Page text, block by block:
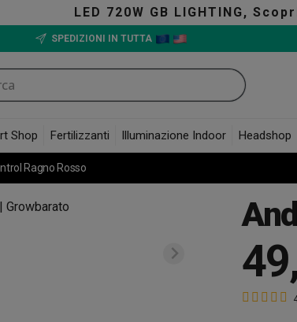
LED 720W GB LIGHTING,
SPEDIZIONI IN TUTTA
Shop Fertilizzanti Illuminazione Indoor Headshop
Ragno Rosso
49,